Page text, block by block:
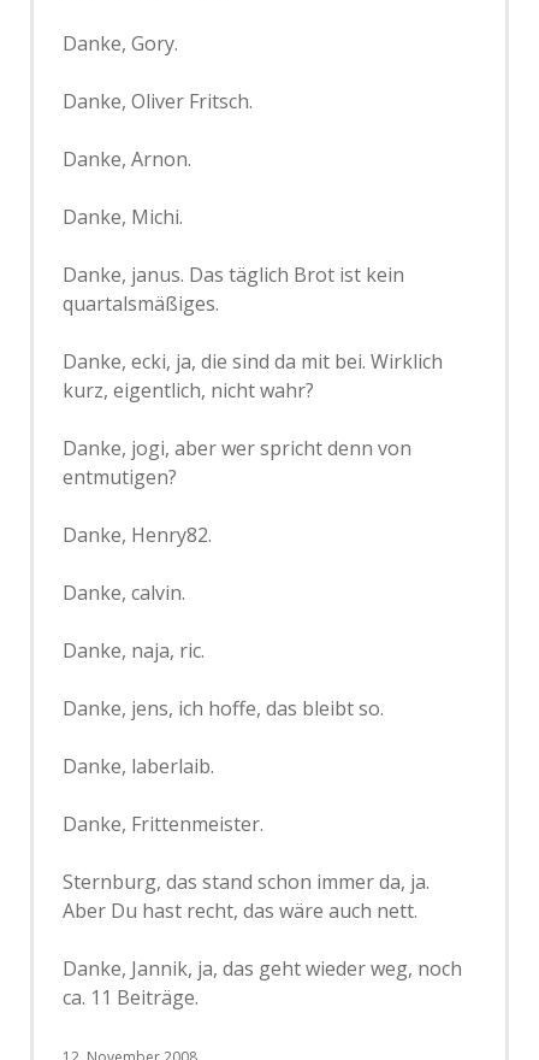
Danke, Gory.
Danke, Oliver Fritsch.
Danke, Arnon.
Danke, Michi.
Danke, janus. Das täglich Brot ist kein
quartalsmäßiges.
Danke, ecki, ja, die sind da mit bei. Wirklich
kurz, eigentlich, nicht wahr?
Danke, jogi, aber wer spricht denn von
entmutigen?
Danke, Henry82.
Danke, calvin.
Danke, naja, ric.
Danke, jens, ich hoffe, das bleibt so.
Danke, laberlaib.
Danke, Frittenmeister.
Sternburg, das stand schon immer da, ja.
Aber Du hast recht, das wäre auch nett.
Danke, Jannik, ja, das geht wieder weg, noch
ca. 11 Beiträge.